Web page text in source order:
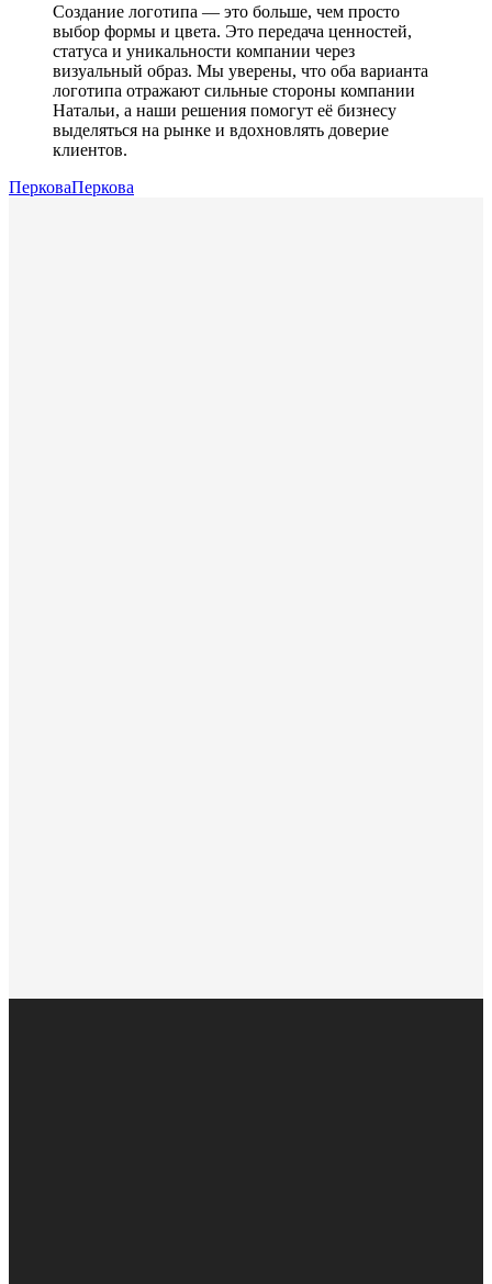
Создание логотипа — это больше, чем просто
выбор формы и цвета. Это передача ценностей,
статуса и уникальности компании через
визуальный образ. Мы уверены, что оба варианта
логотипа отражают сильные стороны компании
Натальи, а наши решения помогут её бизнесу
выделяться на рынке и вдохновлять доверие
клиентов.
ПерковаПеркова